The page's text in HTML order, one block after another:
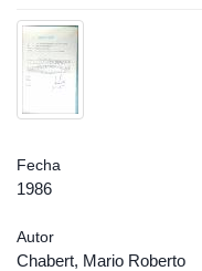
Fecha
1986
Autor
Chabert, Mario Roberto